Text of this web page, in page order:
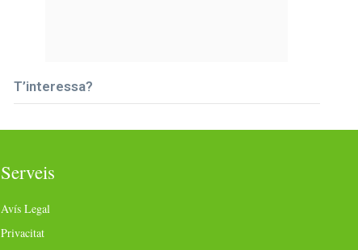
T’interessa?
Serveis
Avís Legal
Privacitat